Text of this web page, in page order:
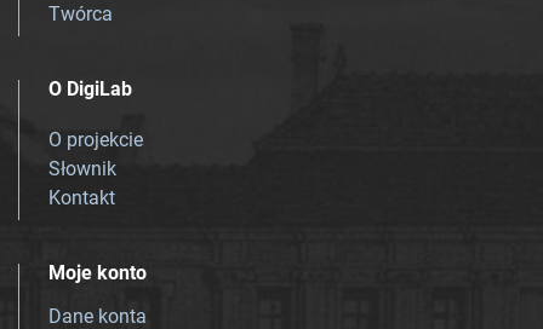
Twórca
O DigiLab
O projekcie
Słownik
Kontakt
Moje konto
Dane konta